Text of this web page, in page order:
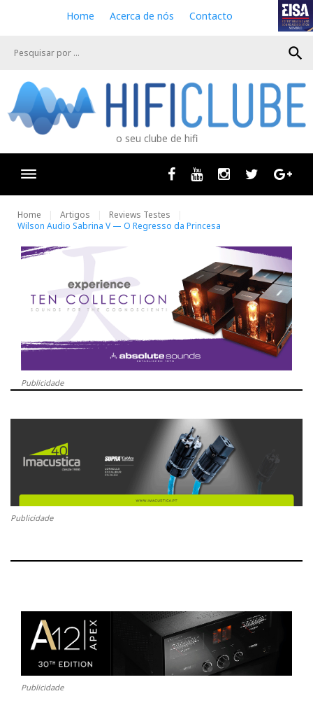
e
Home Acerca de nós Contacto
search
o seu clube de hifi
Facebook
Youtube InstagramTwitter
Home Artigos
Reviews Testes
Wilson Audio Sabrina V — O Regresso da Princesa
Publicidade
Publicidade
Publicidade